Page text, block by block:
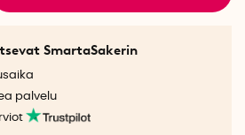
SmartaSakerin
palvelu